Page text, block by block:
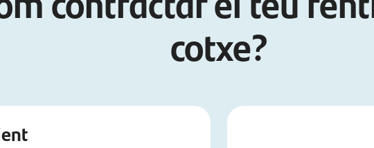
cotxe?